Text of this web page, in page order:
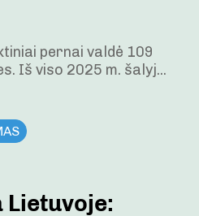
pernai valdė 109
Iš viso 2025 m. šalyj...